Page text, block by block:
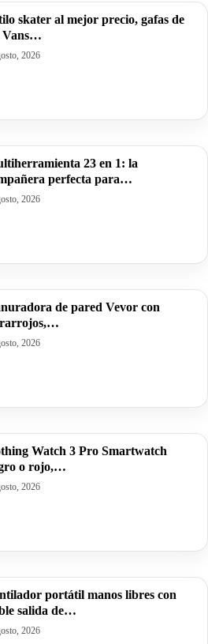
skater al mejor precio, gafas de
Vans…
2026
23 en 1: la
perfecta para…
2026
de pared Vevor con
2026
Watch 3 Pro Smartwatch
o rojo,…
2026
portátil manos libres con
salida de…
2026